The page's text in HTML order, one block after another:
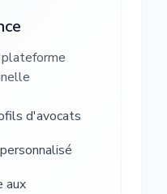
d'avocats
aux